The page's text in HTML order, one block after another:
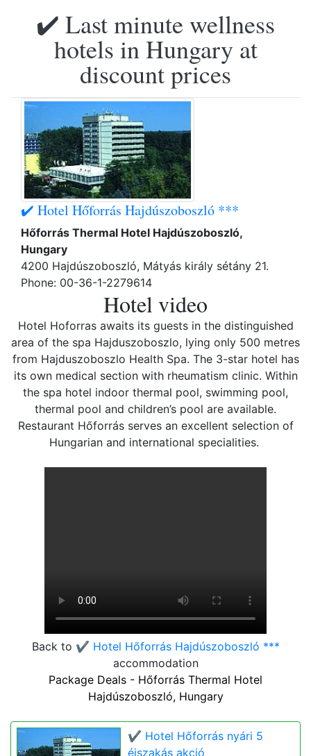
✔️ Last minute wellness
hotels in Hungary at
discount prices
✔️ Hotel Hőforrás Hajdúszoboszló ***
Hőforrás Thermal Hotel Hajdúszoboszló,
Hungary
4200 Hajdúszoboszló, Mátyás király sétány 21.
Phone: 00-36-1-2279614
Hotel video
Hotel Hoforras awaits its guests in the distinguished
area of the spa Hajduszoboszlo, lying only 500 metres
from Hajduszoboszlo Health Spa. The 3-star hotel has
its own medical section with rheumatism clinic. Within
the spa hotel indoor thermal pool, swimming pool,
thermal pool and children’s pool are available.
Restaurant Hőforrás serves an excellent selection of
Hungarian and international specialities.
Back to ✔️ Hotel Hőforrás Hajdúszoboszló ***
accommodation
Package Deals - Hőforrás Thermal Hotel
Hajdúszoboszló, Hungary
✔️ Hotel Hőforrás nyári 5
éjszakás akció